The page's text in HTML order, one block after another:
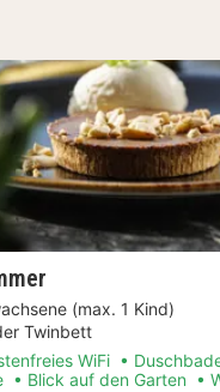
(max. 1 Kind)
Twinbett
WiFi
Blick auf den Garten